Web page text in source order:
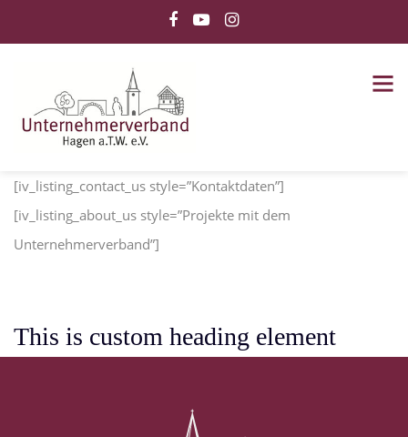
[iv_listing_contact_us style=”Kontaktdaten”]
[iv_listing_about_us style=”Projekte mit dem
Unternehmerverband”]
This is custom heading element